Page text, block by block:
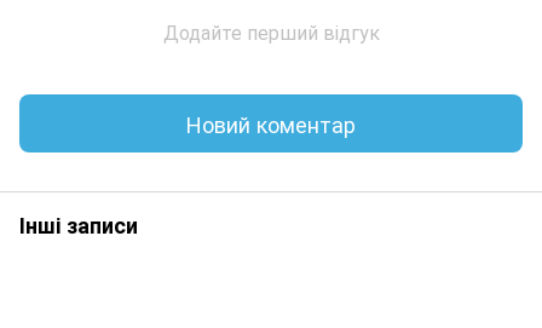
Додайте перший відгук
Новий коментар
Інші записи